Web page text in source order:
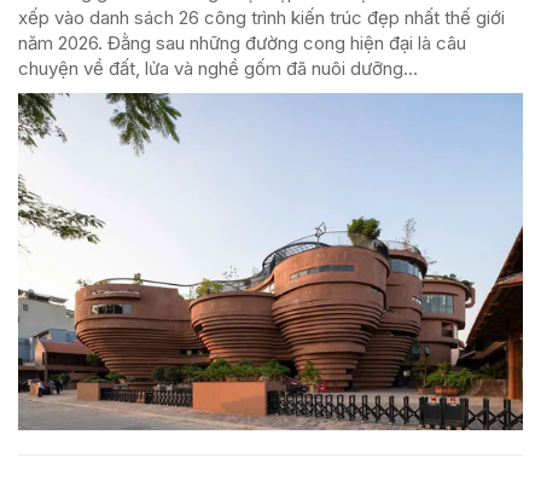
xếp vào danh sách 26 công trình kiến trúc đẹp nhất thế giới
năm 2026. Đằng sau những đường cong hiện đại là câu
chuyện về đất, lửa và nghề gốm đã nuôi dưỡng...